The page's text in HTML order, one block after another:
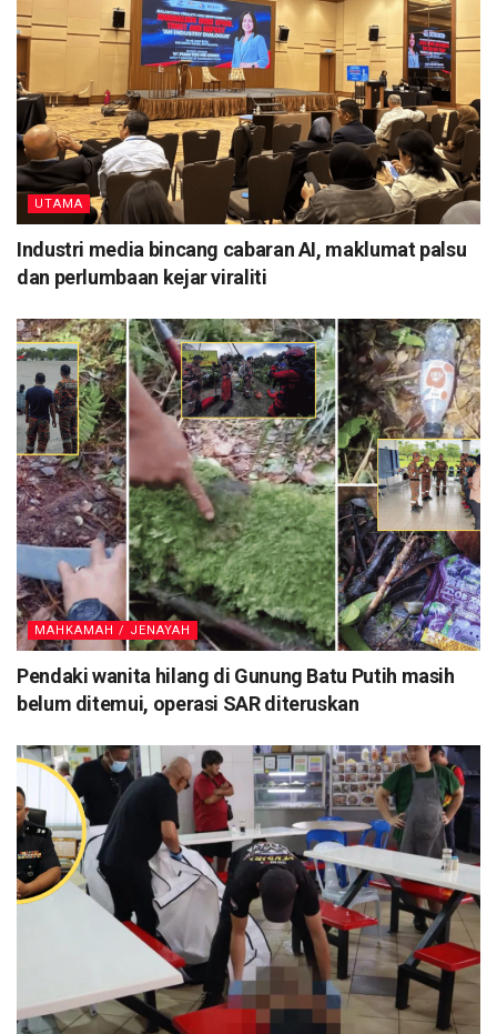
UTAMA
Industri media bincang cabaran AI, maklumat palsu
dan perlumbaan kejar viraliti
MAHKAMAH / JENAYAH
Pendaki wanita hilang di Gunung Batu Putih masih
belum ditemui, operasi SAR diteruskan